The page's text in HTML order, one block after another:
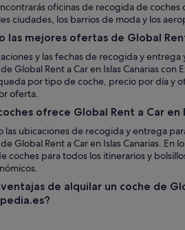
oficinas de recogida de
ciudades, los barrios de moda y los
las mejores ofertas de Global
y las fechas de recogida y
Global Rent a Car en Islas Canarias con
por tipo de coche, precio por día y
oferta.
ofrece Global Rent a Car en
las ubicaciones de recogida y entrega
Global Rent a Car en Islas Canarias. En
coches para todos los itinerarios y
ventajas de alquilar un coche de